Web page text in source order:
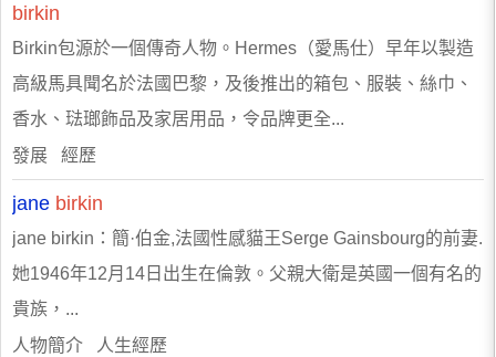
birkin
Birkin包源於一個傳奇人物。Hermes（愛馬仕）早年以製造
高級馬具聞名於法國巴黎，及後推出的箱包、服裝、絲巾、
香水、琺瑯飾品及家居用品，令品牌更全...
發展 經歷
jane birkin
jane birkin：簡·伯金,法國性感貓王Serge Gainsbourg的前妻.
她1946年12月14日出生在倫敦。父親大衛是英國一個有名的
貴族，...
人物簡介 人生經歷